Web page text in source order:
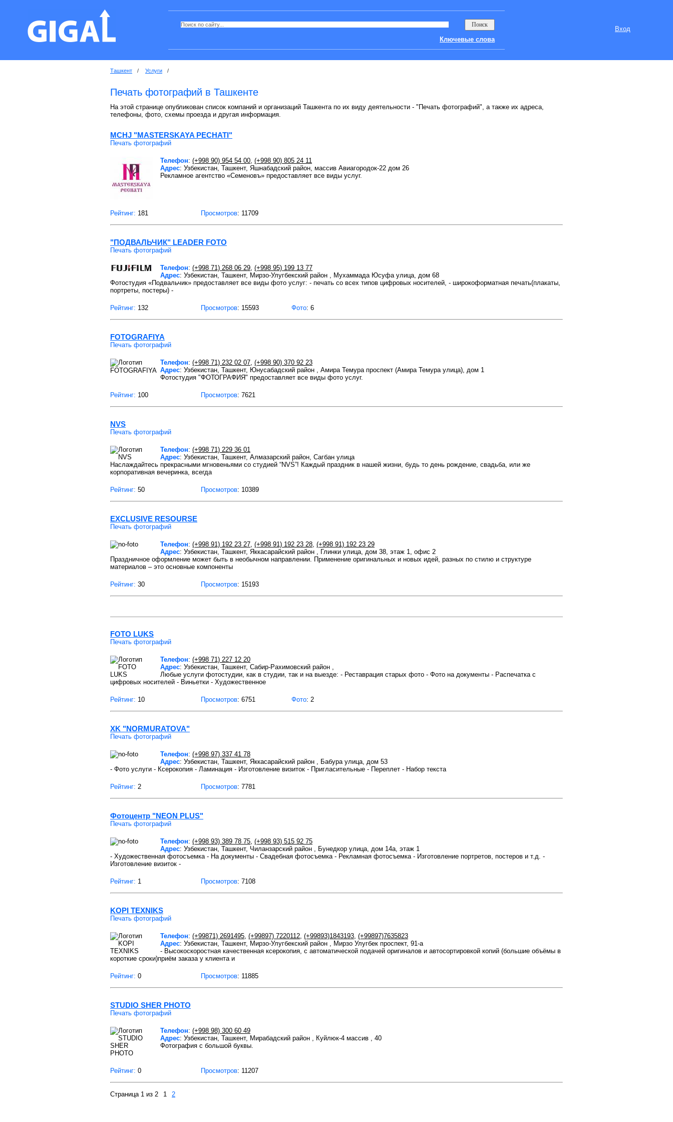
Вход
Ключевые слова
Ташкент / Услуги /
Печать фотографий в Ташкенте
На этой странице опубликован список компаний и организаций Ташкента по их виду деятельности - "Печать фотографий", а также их адреса,
телефоны, фото, схемы проезда и другая информация.
MCHJ "MASTERSKAYA PECHATI"
Печать фотографий
Телефон: (+998 90) 954 54 00, (+998 90) 805 24 11
Адрес: Узбекистан, Ташкент, Яшнабадский район, массив Авиагородок-22 дом 26
Рекламное агентство «Семеновъ» предоставляет все виды услуг.
Рейтинг: 181 Просмотров: 11709
"ПОДВАЛЬЧИК" LEADER FOTO
Печать фотографий
Телефон: (+998 71) 268 06 29, (+998 95) 199 13 77
Адрес: Узбекистан, Ташкент, Мирзо-Улугбекский район , Мухаммада Юсуфа улица, дом 68
Фотостудия «Подвальчик» предоставляет все виды фото услуг: - печать со всех типов цифровых носителей, - широкоформатная печать(плакаты,
портреты, постеры) -
Рейтинг: 132 Просмотров: 15593 Фото: 6
FOTOGRAFIYA
Печать фотографий
Телефон: (+998 71) 232 02 07, (+998 90) 370 92 23
Адрес: Узбекистан, Ташкент, Юнусабадский район , Амира Темура проспект (Амира Темура улица), дом 1
Фотостудия "ФОТОГРАФИЯ" предоставляет все виды фото услуг.
Рейтинг: 100 Просмотров: 7621
NVS
Печать фотографий
Телефон: (+998 71) 229 36 01
Адрес: Узбекистан, Ташкент, Алмазарский район, Сагбан улица
Наслаждайтесь прекрасными мгновеньями со студией “NVS”! Каждый праздник в нашей жизни, будь то день рождение, свадьба, или же
корпоративная вечеринка, всегда
Рейтинг: 50 Просмотров: 10389
EXCLUSIVE RESOURSE
Печать фотографий
Телефон: (+998 91) 192 23 27, (+998 91) 192 23 28, (+998 91) 192 23 29
Адрес: Узбекистан, Ташкент, Яккасарайский район , Глинки улица, дом 38, этаж 1, офис 2
Праздничное оформление может быть в необычном направлении. Применение оригинальных и новых идей, разных по стилю и структуре
материалов – это основные компоненты
Рейтинг: 30 Просмотров: 15193
FOTO LUKS
Печать фотографий
Телефон: (+998 71) 227 12 20
Адрес: Узбекистан, Ташкент, Сабир-Рахимовский район ,
Любые услуги фотостудии, как в студии, так и на выезде: - Реставрация старых фото - Фото на документы - Распечатка с
цифровых носителей - Виньетки - Художественное
Рейтинг: 10 Просмотров: 6751 Фото: 2
XK "NORMURATOVA"
Печать фотографий
Телефон: (+998 97) 337 41 78
Адрес: Узбекистан, Ташкент, Яккасарайский район , Бабура улица, дом 53
- Фото услуги - Ксерокопия - Ламинация - Изготовление визиток - Пригласительные - Переплет - Набор текста
Рейтинг: 2 Просмотров: 7781
Фотоцентр "NEON PLUS"
Печать фотографий
Телефон: (+998 93) 389 78 75, (+998 93) 515 92 75
Адрес: Узбекистан, Ташкент, Чиланзарский район , Бунедкор улица, дом 14а, этаж 1
- Художественная фотосъемка - На документы - Свадебная фотосъемка - Рекламная фотосъемка - Изготовление портретов, постеров и т.д. -
Изготовление визиток -
Рейтинг: 1 Просмотров: 7108
KOPI TEXNIKS
Печать фотографий
Телефон: (+99871) 2691495, (+99897) 7220112, (+99893)1843193, (+99897)7635823
Адрес: Узбекистан, Ташкент, Мирзо-Улугбекский район , Мирзо Улугбек проспект, 91-а
- Высокоскоростная качественная ксерокопия, с автоматической подачей оригиналов и автосортировкой копий (большие объёмы в
короткие сроки)приём заказа у клиента и
Рейтинг: 0 Просмотров: 11885
STUDIO SHER PHOTO
Печать фотографий
Телефон: (+998 98) 300 60 49
Адрес: Узбекистан, Ташкент, Мирабадский район , Куйлюк-4 массив , 40
Фотография с большой буквы.
Рейтинг: 0 Просмотров: 11207
Страница 1 из 2 1 2